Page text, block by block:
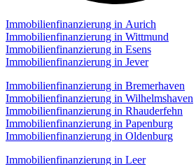
Immobilienfinanzierung in Aurich
Immobilienfinanzierung in Wittmund
Immobilienfinanzierung in Esens
Immobilienfinanzierung in Jever
Immobilienfinanzierung in Bremerhaven
Immobilienfinanzierung in Wilhelmshaven
Immobilienfinanzierung in Rhauderfehn
Immobilienfinanzierung in Papenburg
Immobilienfinanzierung in Oldenburg
Immobilienfinanzierung in Leer